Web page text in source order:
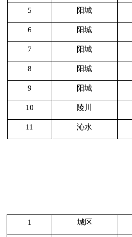
5 阳城
6 阳城
7 阳城
8 阳城
9 阳城
10 陵川
11 沁水
1 城区